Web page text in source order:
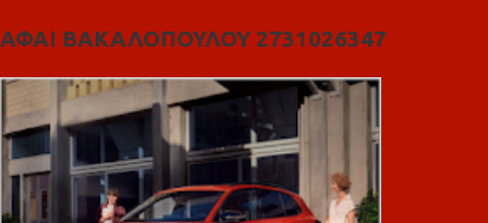
ΑΦΑΙ ΒΑΚΑΛΟΠΟΥΛΟΥ 2731026347